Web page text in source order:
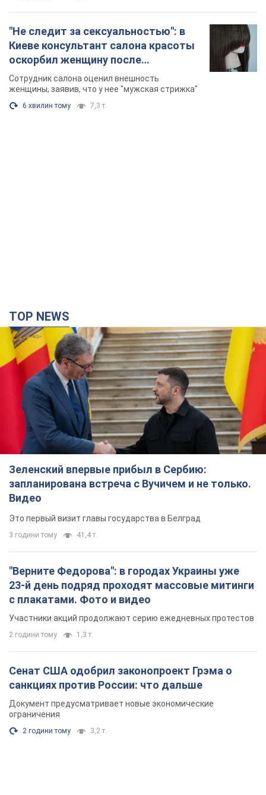
Это первый визит главы государства в Белград
3 години тому 41,4 т.
"Верните Федорова": в городах Украины уже
23-й день подряд проходят массовые митинги
с плакатами. Фото и видео
Участники акций продолжают серию ежедневных протестов
2 години тому 1,3 т.
Сенат США одобрил законопроект Грэма о
санкциях против России: что дальше
ограничения
2 години тому 3,2 т.